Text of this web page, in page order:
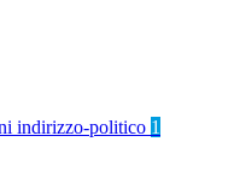
indirizzo-politico 1